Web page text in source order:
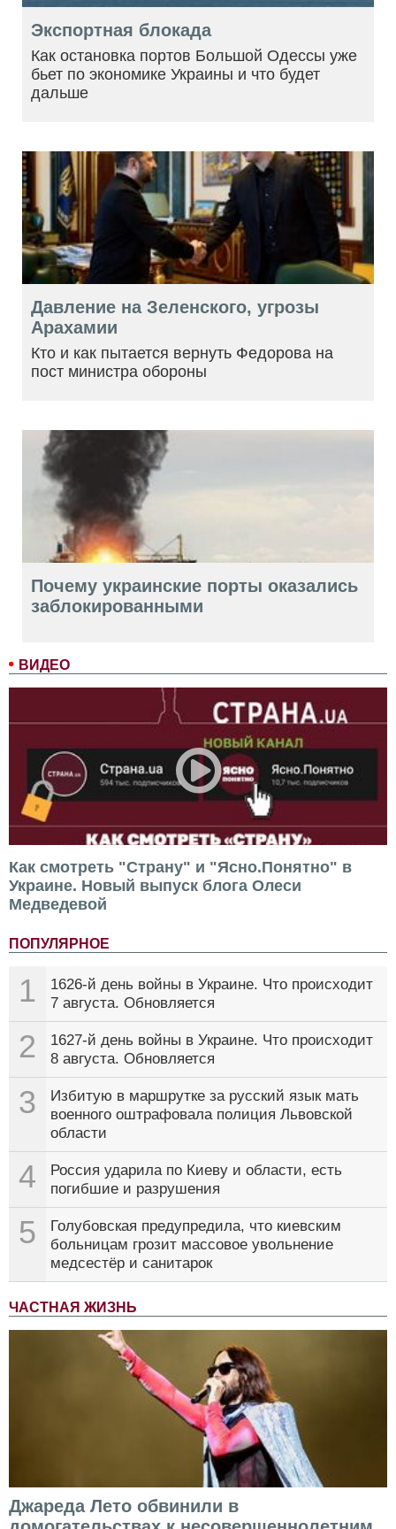
ВИДЕО
Как смотреть "Страну" и "Ясно.Понятно" в
Украине. Новый выпуск блога Олеси
Медведевой
ПОПУЛЯРНОЕ
1
1626-й день войны в Украине. Что происходит
7 августа. Обновляется
2
1627-й день войны в Украине. Что происходит
8 августа. Обновляется
3
Избитую в маршрутке за русский язык мать
военного оштрафовала полиция Львовской
области
4
Россия ударила по Киеву и области, есть
погибшие и разрушения
5
Голубовская предупредила, что киевским
больницам грозит массовое увольнение
медсестёр и санитарок
ЧАСТНАЯ ЖИЗНЬ
Джареда Лето обвинили в
Экспортная блокада
Как остановка портов Большой Одессы уже
бьет по экономике Украины и что будет
дальше
Давление на Зеленского, угрозы
Арахамии
Кто и как пытается вернуть Федорова на
пост министра обороны
Почему украинские порты оказались
заблокированными